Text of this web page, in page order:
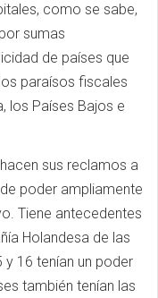
como se sabe,
sumas
de países que
paraísos fiscales
los Países Bajos e
sus reclamos a
poder ampliamente
Tiene antecedentes
Holandesa de las
y 16 tenían un poder
también tenían las